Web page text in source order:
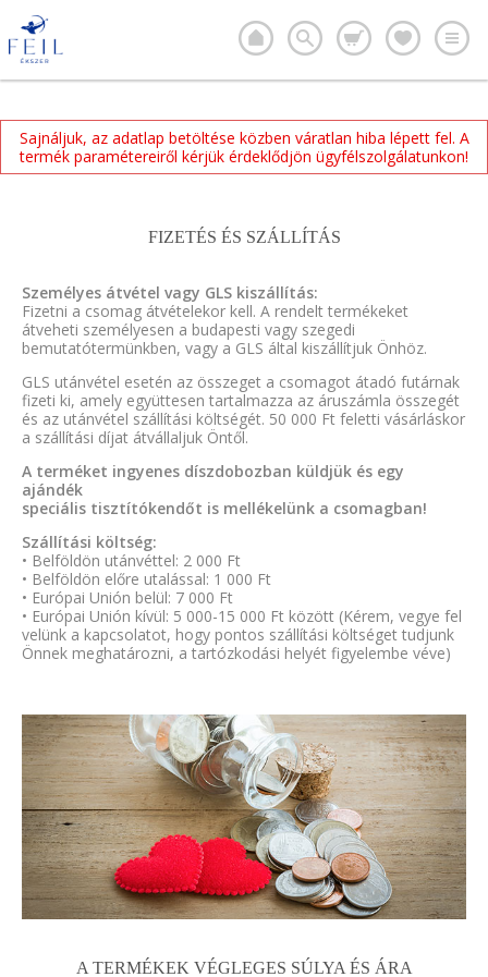
Sajnáljuk, az adatlap betöltése közben váratlan hiba lépett fel. A
termék paramétereiről kérjük érdeklődjön ügyfélszolgálatunkon!
FIZETÉS ÉS SZÁLLÍTÁS
Személyes átvétel vagy GLS kiszállítás:
Fizetni a csomag átvételekor kell. A rendelt termékeket
átveheti személyesen a budapesti vagy szegedi
bemutatótermünkben, vagy a GLS által kiszállítjuk Önhöz.
GLS utánvétel esetén az összeget a csomagot átadó futárnak
fizeti ki, amely együttesen tartalmazza az áruszámla összegét
és az utánvétel szállítási költségét. 50 000 Ft feletti vásárláskor
a szállítási díjat átvállaljuk Öntől.
A terméket ingyenes díszdobozban küldjük és egy
ajándék
speciális tisztítókendőt is mellékelünk a csomagban!
Szállítási költség:
• Belföldön utánvéttel: 2 000 Ft
• Belföldön előre utalással: 1 000 Ft
• Európai Unión belül: 7 000 Ft
• Európai Unión kívül: 5 000-15 000 Ft között (Kérem, vegye fel
velünk a kapcsolatot, hogy pontos szállítási költséget tudjunk
Önnek meghatározni, a tartózkodási helyét figyelembe véve)
A TERMÉKEK VÉGLEGES SÚLYA ÉS ÁRA